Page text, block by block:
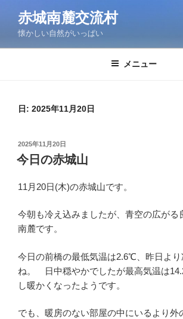
ン
赤城南麓交流村
懐かしい自然がいっぱい
メニュー
日: 2025年11月20日
投
稿
日:
2025年11月20日
今日の赤城山
11月20日(木)の赤城山です。
今朝も冷え込みましたが、青空の広がる
南麓です。
今日の前橋の最低気温は2.6℃、昨日より
ね。 日中穏やかでしたが最高気温は
し暖かくなったようです。
でも、暖房のない部屋の中にいるより外